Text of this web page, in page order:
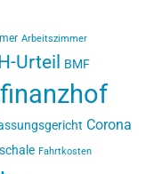
Arbeitszimmer
Urteil BMF
Corona
Fahrtkosten